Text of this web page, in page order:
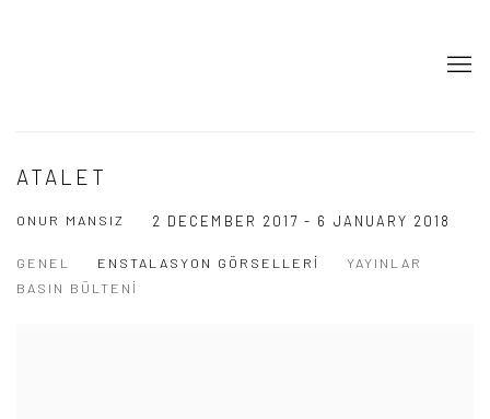
ATALET
ONUR MANSIZ 2 DECEMBER 2017 - 6 JANUARY 2018
GENEL ENSTALASYON GÖRSELLERI
YAYINLAR
BASIN BÜLTENI